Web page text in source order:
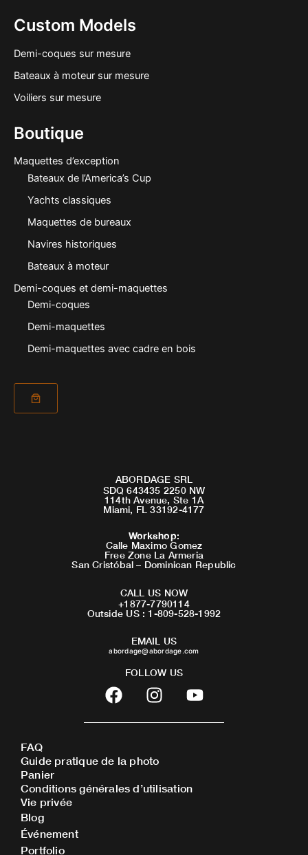
Custom Models
Demi-coques sur mesure
Bateaux à moteur sur mesure
Voiliers sur mesure
Boutique
Maquettes d’exception
Bateaux de l’America’s Cup
Yachts classiques
Maquettes de bureaux
Navires historiques
Bateaux à moteur
Demi-coques et demi-maquettes
Demi-coques
Demi-maquettes
Demi-maquettes avec cadre en bois
ABORDAGE SRL
SDQ 643435 2250 NW
114th Avenue, Ste 1A
Miami, FL 33192-4177
Workshop:
Calle Maximo Gomez
Free Zone La Armeria
San Cristóbal – Dominican Republic
CALL US NOW
+1877-7790114
Outside US : 1-809-528-1992
EMAIL US
abordage@abordage.com
FOLLOW US
F
a
c
b
o
o
I
n
s
a
g
r
Y
o
u
FAQ
Guide pratique de la photo
Panier
Conditions générales d’utilisation
Vie privée
Blog
Événement
Portfolio